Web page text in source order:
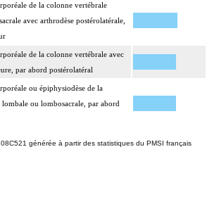
de la colonne vertébrale
avec arthrodèse postérolatérale,
de la colonne vertébrale avec
par abord postérolatéral
ou épiphysiodèse de la
ou lombosacrale, par abord
générée à partir des statistiques du PMSI français